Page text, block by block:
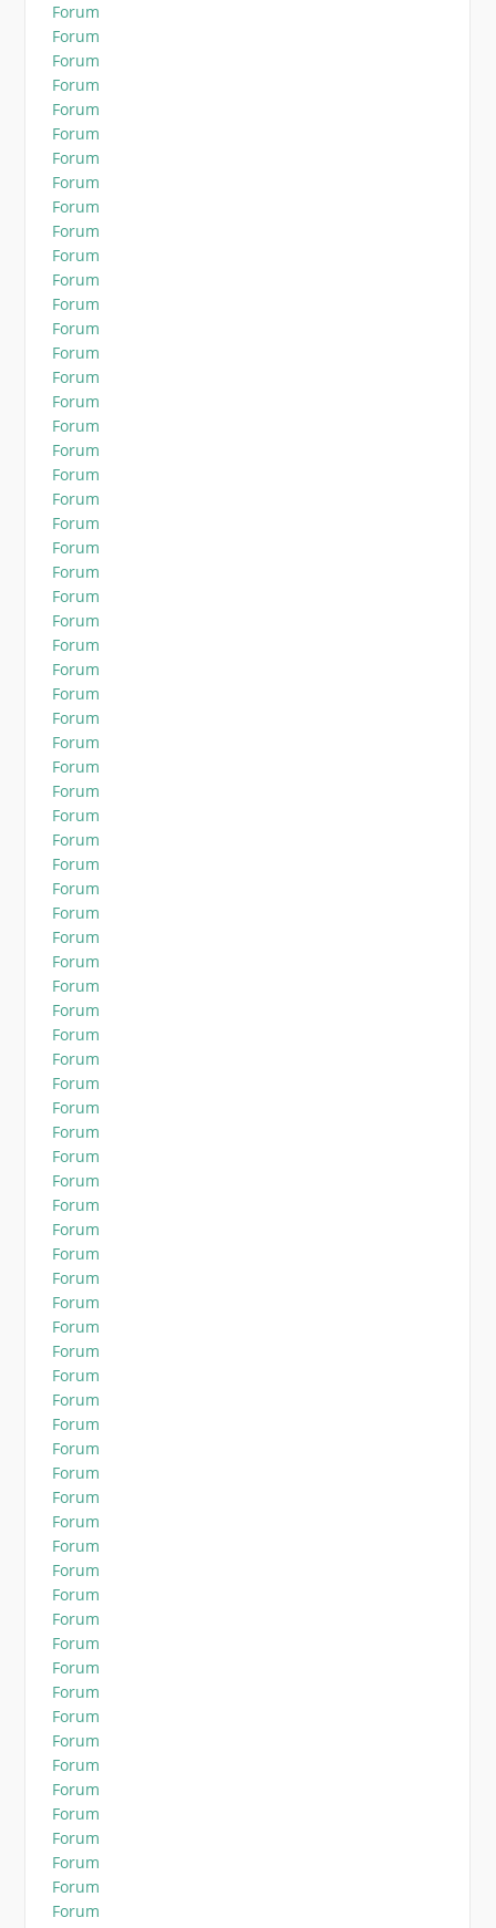
Forum
Forum
Forum
Forum
Forum
Forum
Forum
Forum
Forum
Forum
Forum
Forum
Forum
Forum
Forum
Forum
Forum
Forum
Forum
Forum
Forum
Forum
Forum
Forum
Forum
Forum
Forum
Forum
Forum
Forum
Forum
Forum
Forum
Forum
Forum
Forum
Forum
Forum
Forum
Forum
Forum
Forum
Forum
Forum
Forum
Forum
Forum
Forum
Forum
Forum
Forum
Forum
Forum
Forum
Forum
Forum
Forum
Forum
Forum
Forum
Forum
Forum
Forum
Forum
Forum
Forum
Forum
Forum
Forum
Forum
Forum
Forum
Forum
Forum
Forum
Forum
Forum
Forum
Forum